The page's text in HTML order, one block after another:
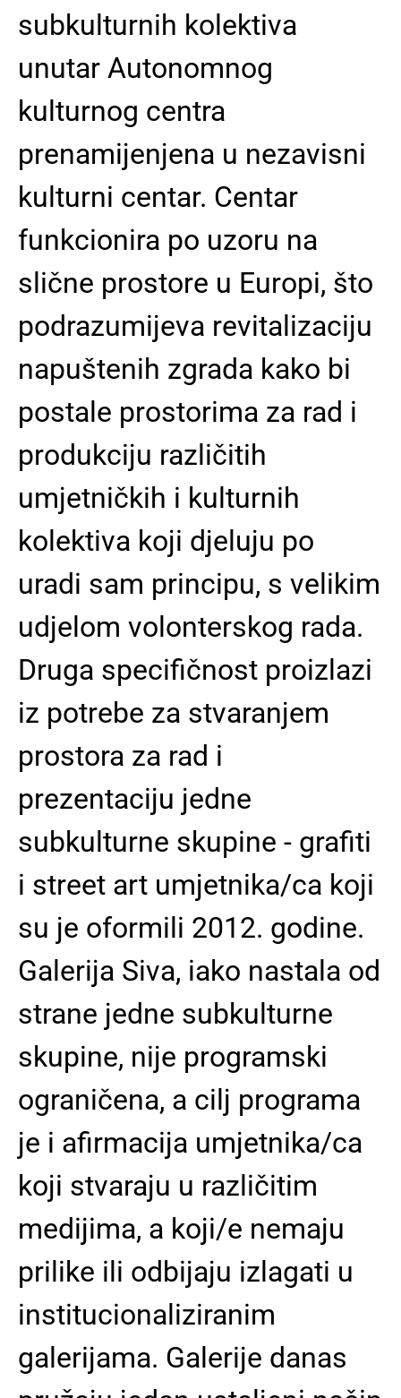
subkulturnih kolektiva
unutar Autonomnog
kulturnog centra
prenamijenjena u nezavisni
kulturni centar. Centar
funkcionira po uzoru na
slične prostore u Europi, što
podrazumijeva revitalizaciju
napuštenih zgrada kako bi
postale prostorima za rad i
produkciju različitih
umjetničkih i kulturnih
kolektiva koji djeluju po
uradi sam principu, s velikim
udjelom volonterskog rada.
Druga specifičnost proizlazi
iz potrebe za stvaranjem
prostora za rad i
prezentaciju jedne
subkulturne skupine - grafiti
i street art umjetnika/ca koji
su je oformili 2012. godine.
Galerija Siva, iako nastala od
strane jedne subkulturne
skupine, nije programski
ograničena, a cilj programa
je i afirmacija umjetnika/ca
koji stvaraju u različitim
medijima, a koji/e nemaju
prilike ili odbijaju izlagati u
institucionaliziranim
galerijama. Galerije danas